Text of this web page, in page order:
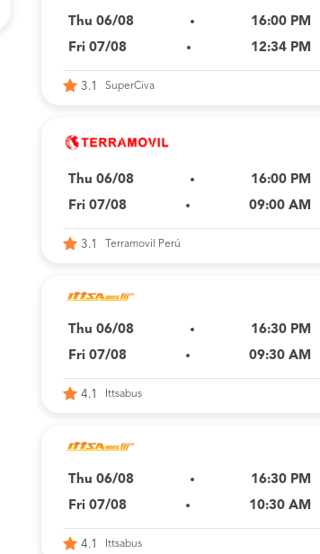
Thu 06/08
16:00 PM
Fri 07/08
12:34 PM
3.1 SuperCiva
Thu 06/08
16:00 PM
Fri 07/08
09:00 AM
3.1 Terramovil Perú
Thu 06/08
16:30 PM
Fri 07/08
09:30 AM
4.1 Ittsabus
Thu 06/08
16:30 PM
Fri 07/08
10:30 AM
4.1 Ittsabus